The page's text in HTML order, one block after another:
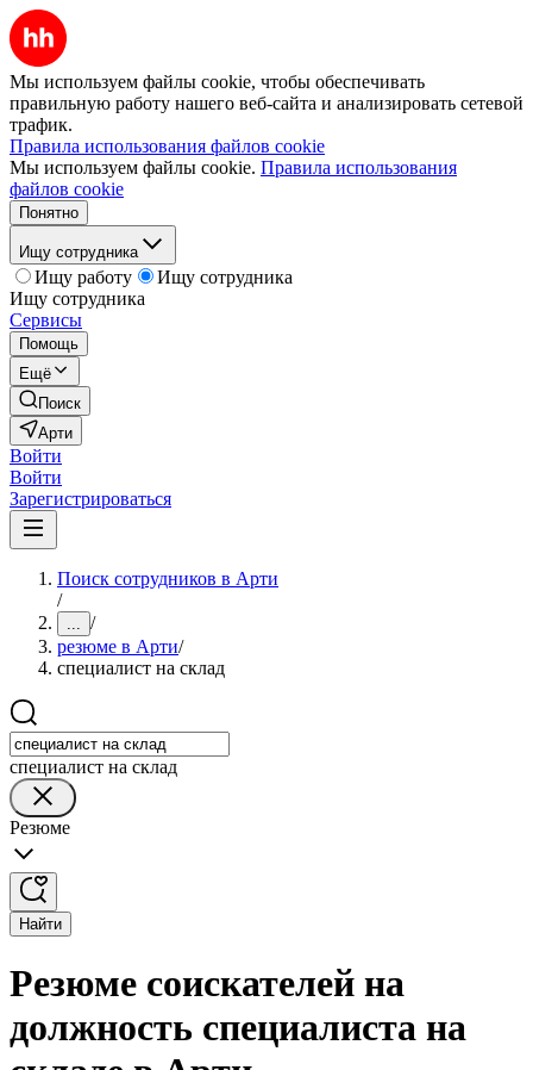
Мы используем файлы cookie, чтобы обеспечивать
правильную работу нашего веб-сайта и анализировать сетевой
трафик.
Правила использования файлов cookie
Мы используем файлы cookie. Правила использования
файлов cookie
Понятно
Ищу сотрудника
Ищу работу
Ищу сотрудника
Ищу сотрудника
Сервисы
Помощь
Ещё
Поиск
Арти
Войти
Войти
Зарегистрироваться
Поиск сотрудников в Арти
/
... /
резюме в Арти/
специалист на склад
специалист на склад
Резюме
Найти
Резюме соискателей на
должность специалиста на